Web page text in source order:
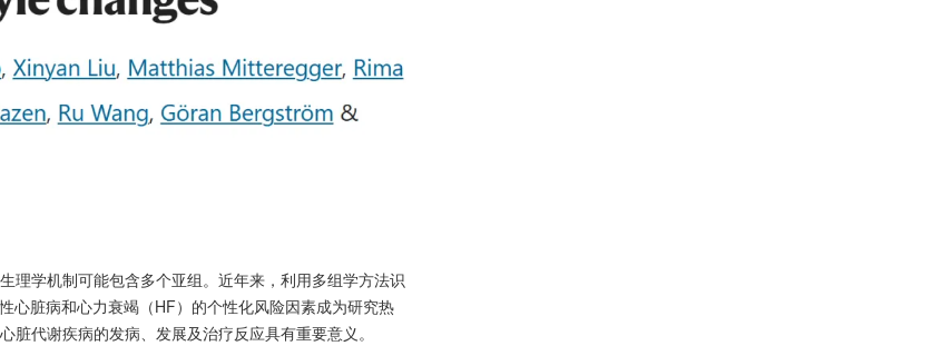
理学机制可能包含多个亚组。近年来，利用多组学方法识
心脏病和心力衰竭（HF）的个性化风险因素成为研究热
代谢疾病的发病、发展及治疗反应具有重要意义。